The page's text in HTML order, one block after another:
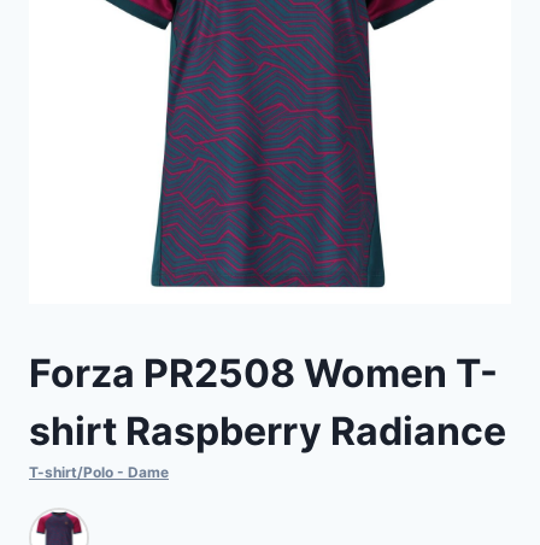
Forza PR2508 Women T-
shirt Raspberry Radiance
T-shirt/Polo - Dame